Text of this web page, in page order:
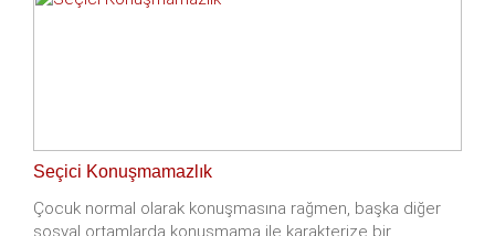
Seçici Konuşmamazlık
Çocuk normal olarak konuşmasına rağmen, başka diğer
sosyal ortamlarda konuşmama ile karakterize bir